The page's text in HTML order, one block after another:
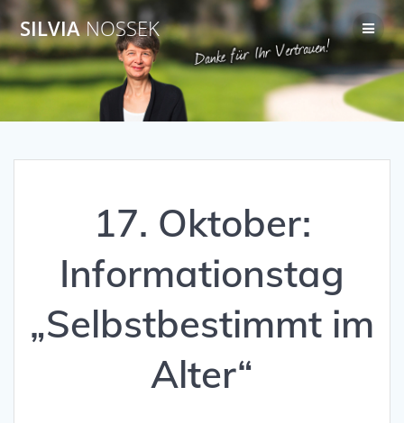
Zum
Inhalt
springen
SILVIANOSSEK
17. Oktober:
Informationstag
„Selbstbestimmt im
Alter“